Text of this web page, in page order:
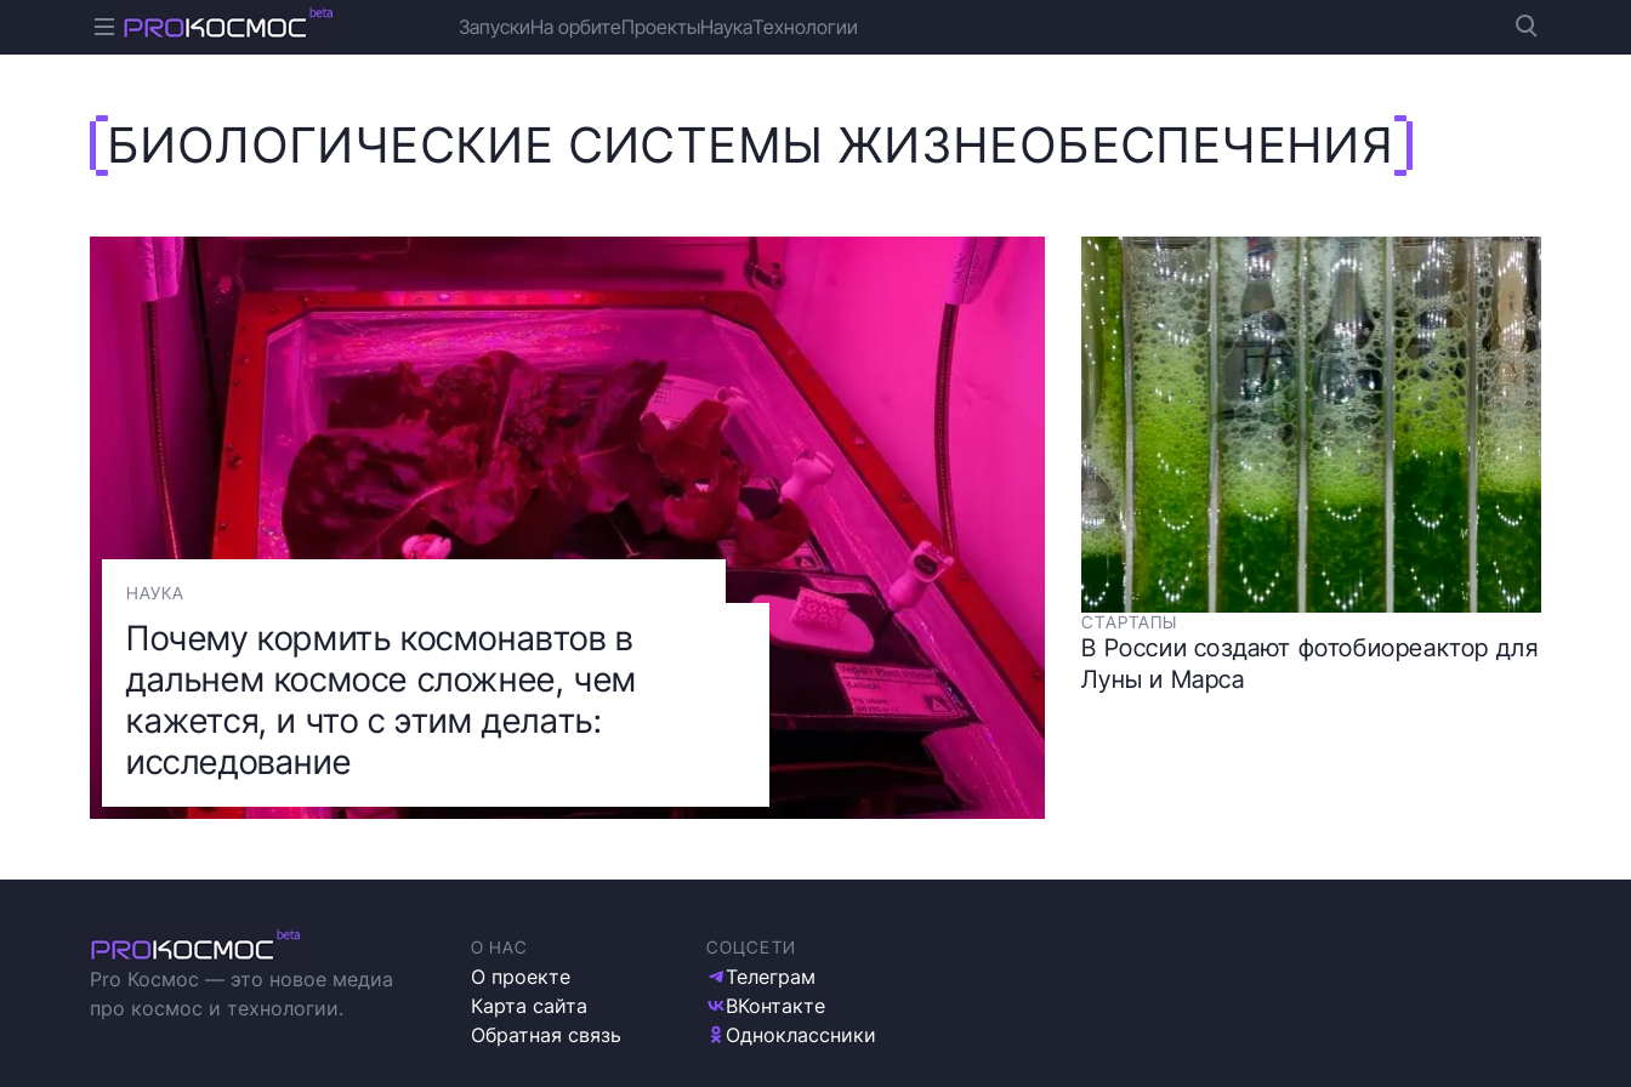
ЗапускиНа орбитеПроектыНаукаТехнологии
БИОЛОГИЧЕСКИЕ СИСТЕМЫ ЖИЗНЕОБЕСПЕЧЕНИЯ
НАУКА
Почему кормить космонавтов в
дальнем космосе сложнее, чем
кажется, и что с этим делать:
исследование
СТАРТАПЫ
В России создают фотобиореактор для
Луны и Марса
Pro Космос — это новое медиа
про космос и технологии.
О НАС
О проекте
Карта сайта
Обратная связь
СОЦСЕТИ
Телеграм
ВКонтакте
Одноклассники